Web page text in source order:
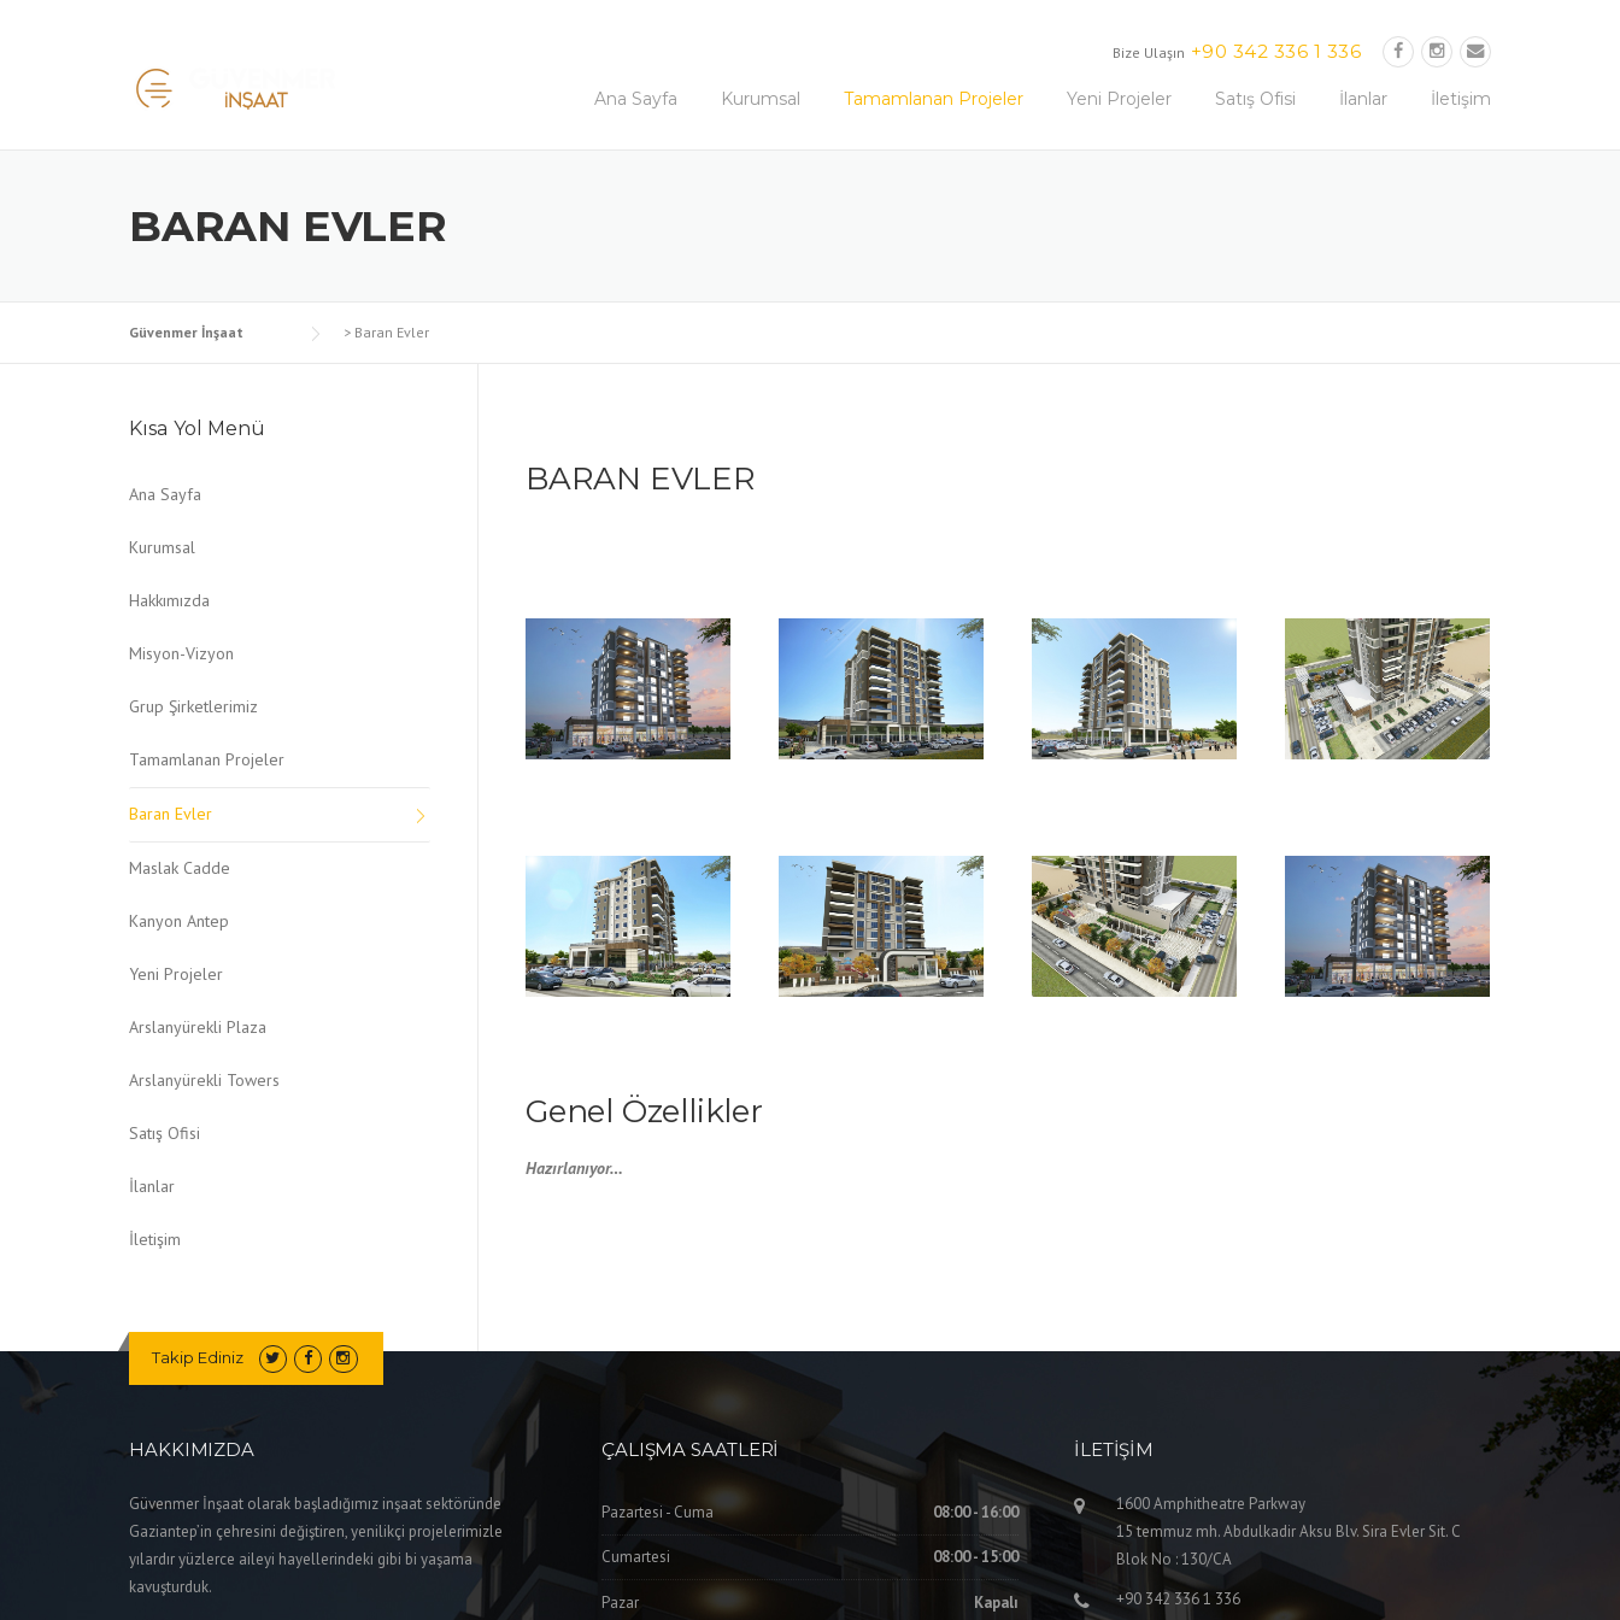
Bize Ulaşın +90 342 336 1 336
Ana Sayfa Kurumsal Tamamlanan Projeler Yeni Projeler Satış Ofisi İlanlar İletişim
BARAN EVLER
Güvenmer İnşaat > Baran Evler
BARAN EVLER
Genel Özellikler
Hazırlanıyor…
Kısa Yol Menü
Ana Sayfa
Kurumsal
Hakkımızda
Misyon-Vizyon
Grup Şirketlerimiz
Tamamlanan Projeler
Baran Evler
Maslak Cadde
Kanyon Antep
Yeni Projeler
Arslanyürekli Plaza
Arslanyürekli Towers
Satış Ofisi
İlanlar
İletişim
Takip Ediniz
HAKKIMIZDA
Güvenmer İnşaat olarak başladığımız inşaat sektöründe
Gaziantep’in çehresini değiştiren, yenilikçi projelerimizle
yılardır yüzlerce aileyi hayellerindeki gibi bi yaşama
kavuşturduk.
ÇALIŞMA SAATLERI
Pazartesi - Cuma 08:00 - 16:00
Cumartesi 08:00 - 15:00
Pazar Kapalı
İLETIŞIM
1600 Amphitheatre Parkway
15 temmuz mh. Abdulkadir Aksu Blv. Sira Evler Sit. C
Blok No : 130/CA
+90 342 336 1 336